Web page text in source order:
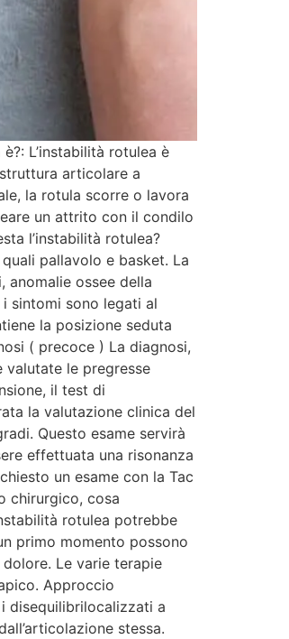
L’instabilità rotulea è
articolare a
la rotula scorre o lavora
un attrito con il condilo
l’instabilità rotulea?
pallavolo e basket. La
anomalie ossee della
sintomi sono legati al
la posizione seduta
( precoce ) La diagnosi,
valutate le pregresse
il test di
la valutazione clinica del
Questo esame servirà
effettuata una risonanza
un esame con la Tac
chirurgico, cosa
rotulea potrebbe
primo momento possono
Le varie terapie
Approccio
disequilibrilocalizzati a
stessa.